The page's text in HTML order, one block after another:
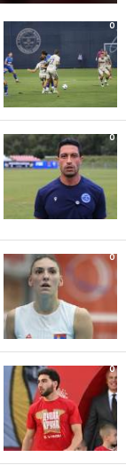
0
0
0
0